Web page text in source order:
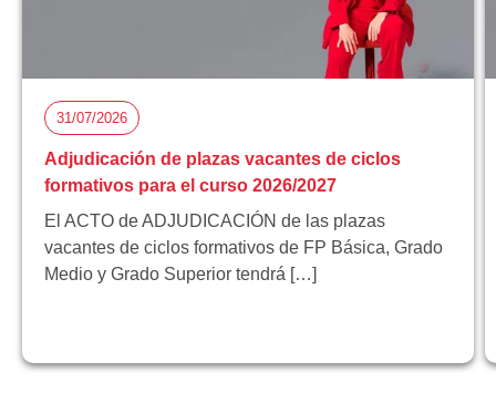
31/07/2026
Adjudicación de plazas vacantes de ciclos
formativos para el curso 2026/2027
El ACTO de ADJUDICACIÓN de las plazas
vacantes de ciclos formativos de FP Básica, Grado
Medio y Grado Superior tendrá […]